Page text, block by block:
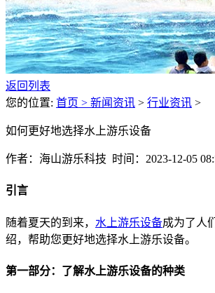
返回列表
您的位置: 首页 > 新闻资讯 > 行业资讯 >
如何更好地选择水上游乐设备
作者：海山游乐科技 时间：2023-12-05
引言
随着夏天的到来， 水上游乐设备成为了人
绍，帮助您更好地选择水上游乐设备。
第一部分：了解水上游乐设备的种类